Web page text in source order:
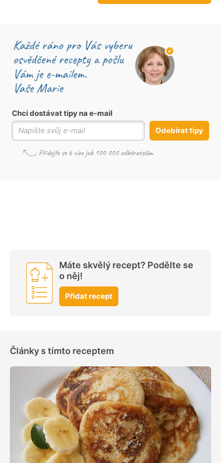
Chci dostávat tipy na e-mail
Odebírat tipy
Máte skvělý recept? Podělte se
o něj!
Přidat recept
Články s tímto receptem